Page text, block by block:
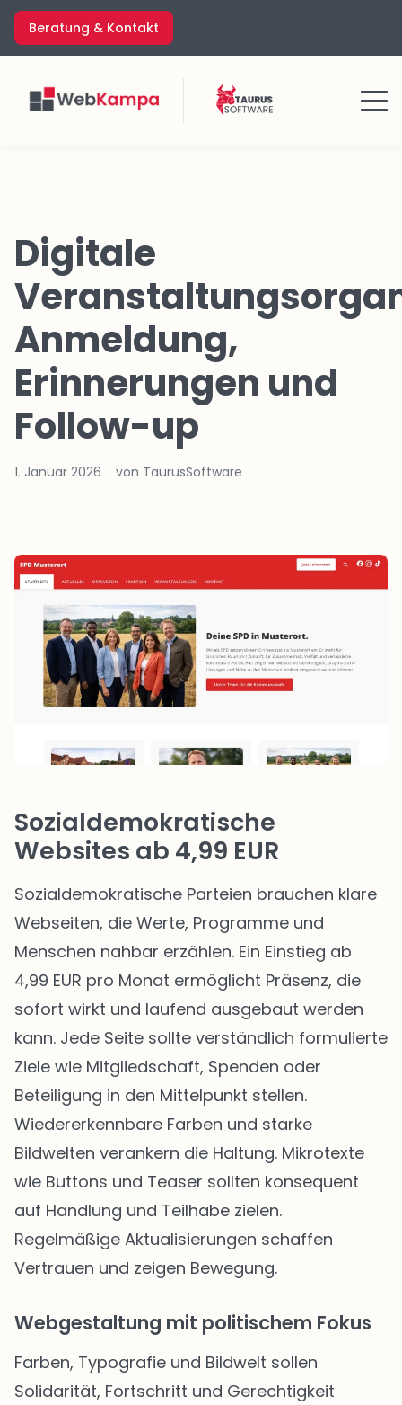
Zum
Inhalt
springen
Beratung & Kontakt
Menü
Digitale
Anmeldung,
Erinnerungen und
Follow-up
1. Januar 2026 von TaurusSoftware
Sozialdemokratische
Websites ab 4,99 EUR
Sozialdemokratische Parteien brauchen klare
Webseiten, die Werte, Programme und
Menschen nahbar erzählen. Ein Einstieg ab
4,99 EUR pro Monat ermöglicht Präsenz, die
sofort wirkt und laufend ausgebaut werden
kann. Jede Seite sollte verständlich formulierte
Ziele wie Mitgliedschaft, Spenden oder
Beteiligung in den Mittelpunkt stellen.
Wiedererkennbare Farben und starke
Bildwelten verankern die Haltung. Mikrotexte
wie Buttons und Teaser sollten konsequent
auf Handlung und Teilhabe zielen.
Regelmäßige Aktualisierungen schaffen
Vertrauen und zeigen Bewegung.
Webgestaltung mit politischem Fokus
Farben, Typografie und Bildwelt sollen
Solidarität, Fortschritt und Gerechtigkeit